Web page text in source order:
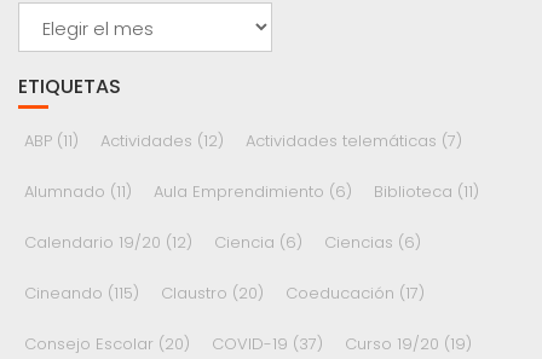
Archivos
ETIQUETAS
ABP (11) Actividades (12) Actividades telemáticas (7)
Alumnado (11) Aula Emprendimiento (6) Biblioteca (11)
Calendario 19/20 (12) Ciencia (6) Ciencias (6)
Cineando (115) Claustro (20) Coeducación (17)
Consejo Escolar (20) COVID-19 (37) Curso 19/20 (19)